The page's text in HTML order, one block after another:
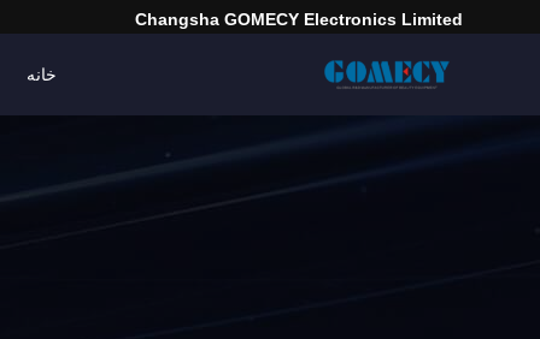
Changsha GOMECY Electronics Limited
خانه